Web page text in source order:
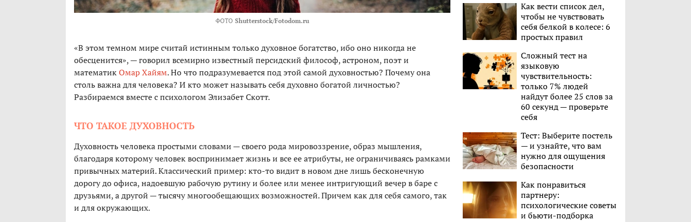
ФОТО Shutterstock/Fotodom.ru
«В этом темном мире считай истинным только духовное богатство, ибо оно никогда не
обесценится», — говорил всемирно известный персидский философ, астроном, поэт и
математикОмар Хайям. Но что подразумевается под этой самой духовностью? Почему она
столь важна для человека? И кто может называть себя духовно богатой личностью?
Разбираемся вместе с психологом Элизабет Скотт.
ЧТО ТАКОЕ ДУХОВНОСТЬ
Духовность человека простыми словами — своего рода мировоззрение, образ мышления,
благодаря которому человек воспринимает жизнь и все ее атрибуты, не ограничиваясь рамками
привычных материй. Классический пример: кто-то видит в новом дне лишь бесконечную
дорогу до офиса, надоевшую рабочую рутину и более или менее интригующий вечер в баре с
друзьями, а другой — тысячу многообещающих возможностей. Причем как для себя самого, так
и для окружающих.
Как вести список дел,
чтобы не чувствовать
себя белкой в колесе: 6
простых правил
Сложный тест на
языковую
чувствительность:
только 7% людей
найдут более 25 слов за
60 секунд — проверьте
себя
Тест: Выберите постель
— и узнайте, что вам
нужно для ощущения
безопасности
Как понравиться
партнеру:
психологические советы
и бьюти-подборка